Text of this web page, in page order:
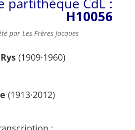
H10056
par Les Frères Jacques
(1909·1960)
(1913·2012)